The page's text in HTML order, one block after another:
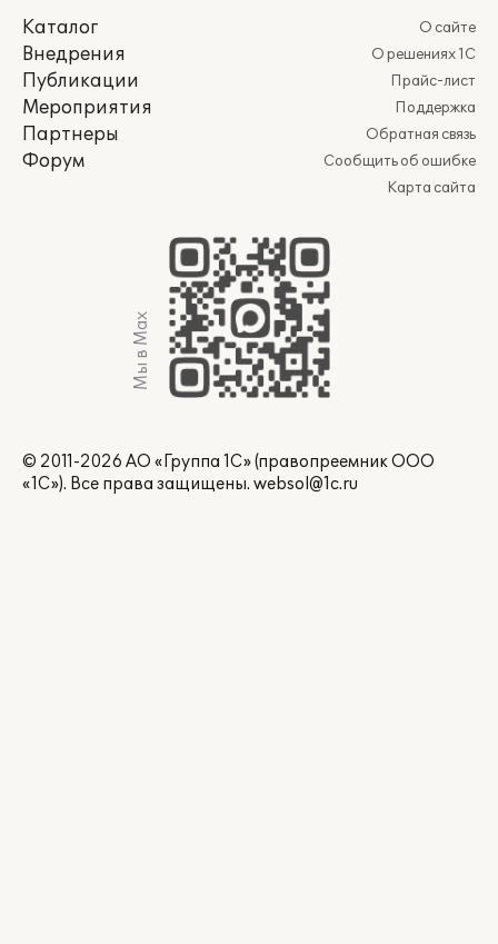
Каталог
Внедрения
Публикации
Мероприятия
Партнеры
Форум
О сайте
О решениях 1С
Прайс-лист
Поддержка
Обратная связь
Сообщить об ошибке
Карта сайта
Мы в Max
© 2011-2026 АО «Группа 1С» (правопреемник ООО
«1С»). Все права защищены. websol@1c.ru